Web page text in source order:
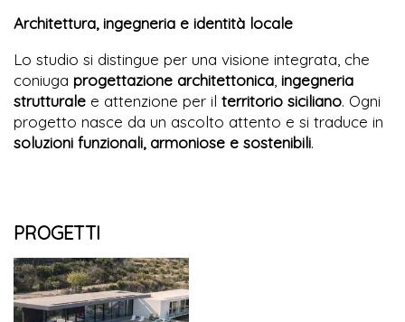
Architettura, ingegneria e identità locale
Lo studio si distingue per una visione integrata, che
coniuga progettazione architettonica ingegneria
strutturale e attenzione per il territorio siciliano. Ogni
progetto nasce da un ascolto attento e si traduce in
soluzioni funzionali, armoniose e sostenibili.
PROGETTI